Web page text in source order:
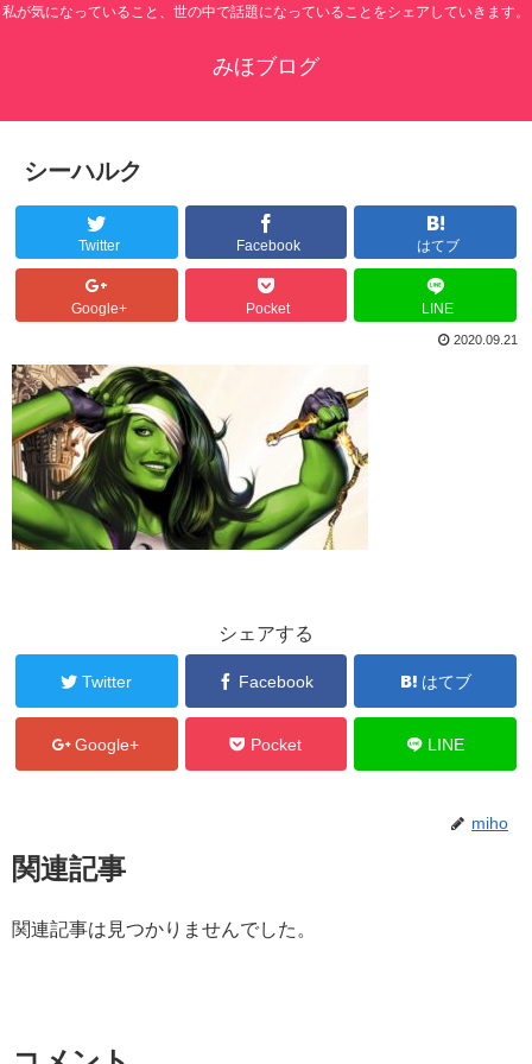
私が気になっていること、世の中で話題になっていることをシェアしていきます。
みほブログ
シーハルク
Twitter Facebook はてブ
Google+ Pocket LINE
2020.09.21
シェアする
Twitter Facebook はてブ
Google+ Pocket LINE
miho
関連記事
関連記事は見つかりませんでした。